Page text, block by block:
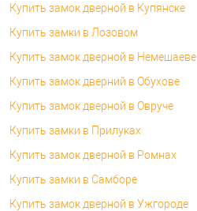
Купить замок дверной в Купянске
Купить замки в Лозовом
Купить замок дверной в Немешаеве
Купить замок дверний в Обухове
Купить замок дверной в Овруче
Купить замки в Прилуках
Купить замок дверной в Ромнах
Купить замки в Самборе
Купить замок дверной в Ужгороде